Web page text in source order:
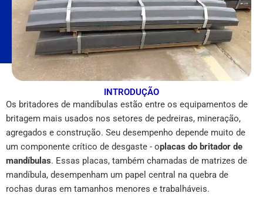
INTRODUÇÃO
Os britadores de mandíbulas estão entre os equipamentos de
britagem mais usados nos setores de pedreiras, mineração,
agregados e construção. Seu desempenho depende muito de
um componente crítico de desgaste - oplacas do britador de
mandíbulas. Essas placas, também chamadas de matrizes de
mandíbula, desempenham um papel central na quebra de
rochas duras em tamanhos menores e trabalháveis.